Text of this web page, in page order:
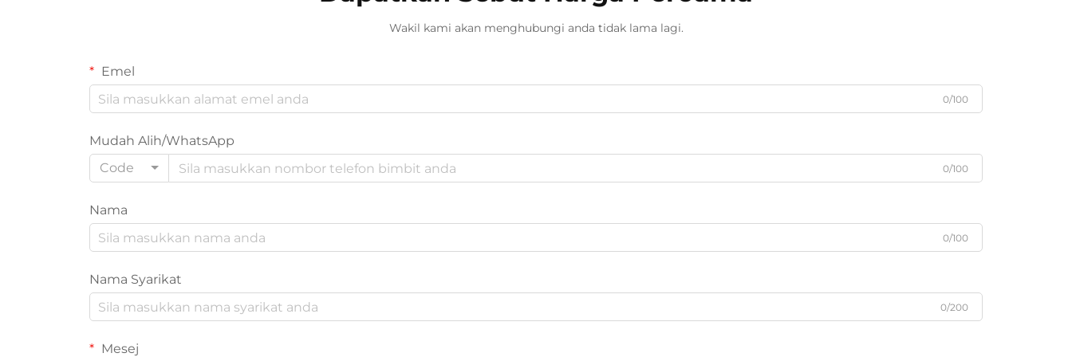
Wakil kami akan menghubungi anda tidak lama lagi.
Emel
0/100
Mudah Alih/WhatsApp
Code
0/100
Nama
0/100
Nama Syarikat
0/200
Mesej